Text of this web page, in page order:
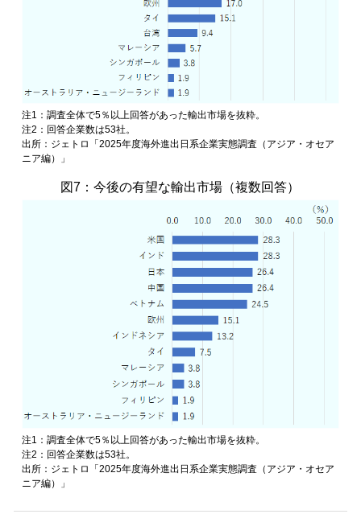
注1：調査全体で5％以上回答があった輸出市場を抜粋。
注2：回答企業数は53社。
出所：ジェトロ「2025年度海外進出日系企業実態調査（アジア・オセア
ニア編）」
図7：今後の有望な輸出市場（複数回答）
注1：調査全体で5％以上回答があった輸出市場を抜粋。
注2：回答企業数は53社。
出所：ジェトロ「2025年度海外進出日系企業実態調査（アジア・オセア
ニア編）」